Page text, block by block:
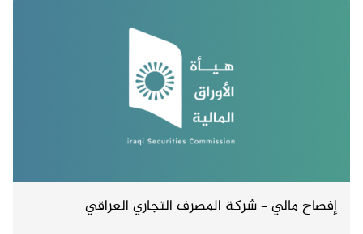
إفصاح مالي – شركة المصرف التجاري العراقي